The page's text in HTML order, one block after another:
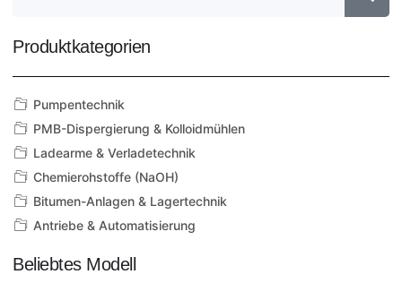
Produktkategorien
Pumpentechnik
PMB-Dispergierung & Kolloidmühlen
Ladearme & Verladetechnik
Chemierohstoffe (NaOH)
Bitumen-Anlagen & Lagertechnik
Antriebe & Automatisierung
Beliebtes Modell